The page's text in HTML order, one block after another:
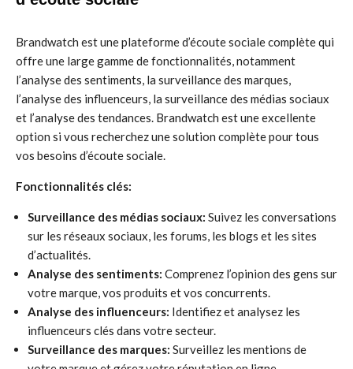
Brandwatch est une plateforme d’écoute sociale complète qui
offre une large gamme de fonctionnalités, notamment
l’analyse des sentiments, la surveillance des marques,
l’analyse des influenceurs, la surveillance des médias sociaux
et l’analyse des tendances. Brandwatch est une excellente
option si vous recherchez une solution complète pour tous
vos besoins d’écoute sociale.
Fonctionnalités clés:
Surveillance des médias sociaux: Suivez les conversations
sur les réseaux sociaux, les forums, les blogs et les sites
d’actualités.
Analyse des sentiments: Comprenez l’opinion des gens sur
votre marque, vos produits et vos concurrents.
Analyse des influenceurs: Identifiez et analysez les
influenceurs clés dans votre secteur.
Surveillance des marques: Surveillez les mentions de